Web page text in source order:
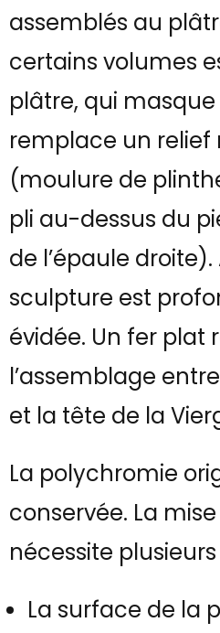
assemblés au
certains volumes
plâtre, qui
remplace un
(moulure de
pli au-dessus du
de l’épaule droite).
sculpture est
évidée. Un fer plat
l’assemblage
et la tête de la
La polychromie
conservée. La
nécessite
La surface de la